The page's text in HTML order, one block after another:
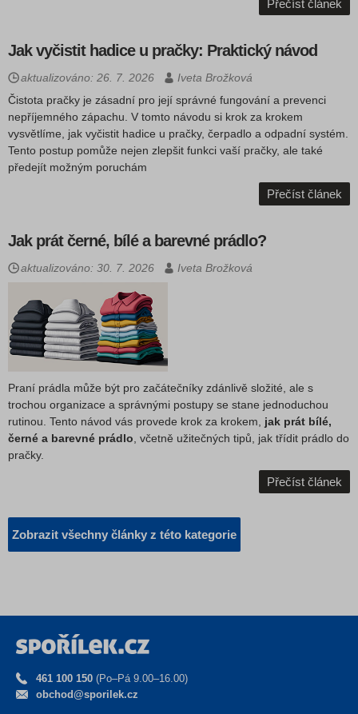
Přečíst článek
Jak vyčistit hadice u pračky: Praktický návod
aktualizováno: 26. 7. 2026
Iveta Brožková
Čistota pračky je zásadní pro její správné fungování a prevenci
nepříjemného zápachu. V tomto návodu si krok za krokem
vysvětlíme, jak vyčistit hadice u pračky, čerpadlo a odpadní systém.
Tento postup pomůže nejen zlepšit funkci vaší pračky, ale také
předejít možným poruchám
Přečíst článek
Jak prát černé, bílé a barevné prádlo?
aktualizováno: 30. 7. 2026 Iveta Brožková
Praní prádla může být pro začátečníky zdánlivě složité, ale s
trochou organizace a správnými postupy se stane jednoduchou
rutinou. Tento návod vás provede krok za krokem, jak prát bílé,
černé a barevné prádlo , včetně užitečných tipů, jak třídit prádlo do
pračky.
Přečíst článek
Zobrazit všechny články z této kategorie
461 100 150 (Po–Pá 9.00–16.00)
obchod@sporilek.cz